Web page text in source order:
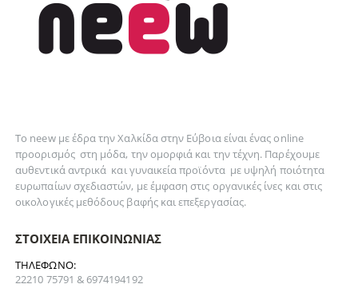
Το neew με έδρα την Xαλκίδα στην Εύβοια είναι ένας online
προορισμός στη μόδα, τηνομορφιά και τηντέχνη. Παρέχουμε
αυθεντικάαντρικά καιγυναικείαπροϊόντα με υψηλή ποιότητα
ευρωπαίων σχεδιαστών, με έμφαση στις οργανικές ίνες και στις
οικολογικές μεθόδους βαφής και επεξεργασίας.
ΣΤΟΙΧΕΊΑ ΕΠΙΚΟΙΝΩΝΊΑΣ
ΤΗΛΈΦΩΝΟ:
22210 75791 & 6974194192